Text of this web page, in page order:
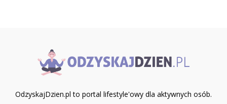
OdzyskajDzien.pl to portal lifestyle'owy dla aktywnych osób.